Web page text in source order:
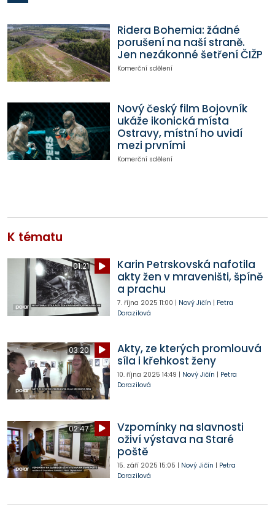
Ridera Bohemia: žádné
porušení na naší straně.
Jen nezákonné šetření ČIŽP
Komerční sdělení
Nový český film Bojovník
ukáže ikonická místa
Ostravy, místní ho uvidí
mezi prvními
Komerční sdělení
K tématu
01:21
Karin Petrskovská nafotila
akty žen v mraveništi, špíně
a prachu
7. října 2025 11:00 | Nový Jičín | Petra
Dorazilová
03:20
Akty, ze kterých promlouvá
síla i křehkost ženy
10. října 2025 14:49 | Nový Jičín | Petra
Dorazilová
02:47
Vzpomínky na slavnosti
oživí výstava na Staré
poště
15. září 2025 15:05 | Nový Jičín | Petra
Dorazilová